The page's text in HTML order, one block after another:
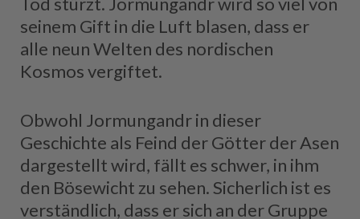
seinem Gift in die Luft blasen, dass er
alle neun Welten des nordischen
Kosmos vergiftet.
Obwohl Jormungandr in dieser
Geschichte als Feind der Götter der Asen
dargestellt wird, fällt es schwer, in ihm
den Bösewicht zu sehen. Sicherlich ist es
verständlich, dass er sich an der Gruppe